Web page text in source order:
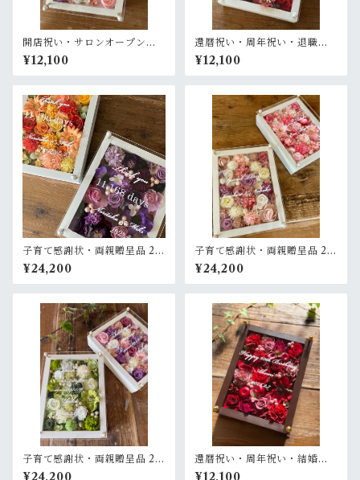
開店祝い・サロンオープン祝
い・周年祝い・新築祝い・結
婚祝い【名入れ】プリザーブ
ドフラワーアレンジ ウッドフ
ル白〉
¥12,100
還暦祝い・周年祝い・退職祝
い・母の日ギフト【名入れ】
プリザーブドフラワーアレン
ジ ウッドフレーム 白木枠〈レ
¥12,100
子育て感謝状・両親贈呈品 2個
セット【名入れ】プリザーブ
ドフラワーアレンジ ウッドフ
レーム 白木枠〈イエロー＆パ
¥24,200
子育て感謝状・両親贈呈品 2個
セット【名入れ】プリザーブ
ドフラワーアレンジ ウッドフ
レーム 白木枠〈ピンク＆ピン
¥24,200
子育て感謝状・両親贈呈品 2個
セット【名入れ】 プリザーブ
¥24,200
還暦祝い・周年祝い・結婚記
念日祝い・退職祝い【名入
¥12,100